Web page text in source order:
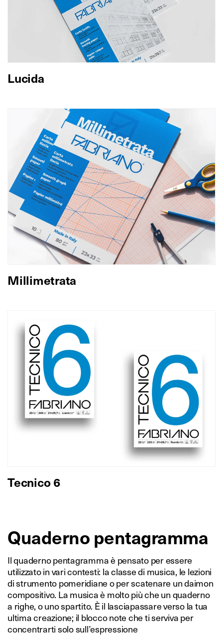
Lucida
Millimetrata
Tecnico 6
Quaderno pentagramma
Il quaderno pentagramma è pensato per essere
utilizzato in vari contesti: la classe di musica, le lezioni
di strumento pomeridiane o per scatenare un daimon
compositivo. La musica è molto più che un quaderno
a righe, o uno spartito. È il lasciapassare verso la tua
ultima creazione; il blocco note che ti serviva per
concentrarti solo sull’espressione